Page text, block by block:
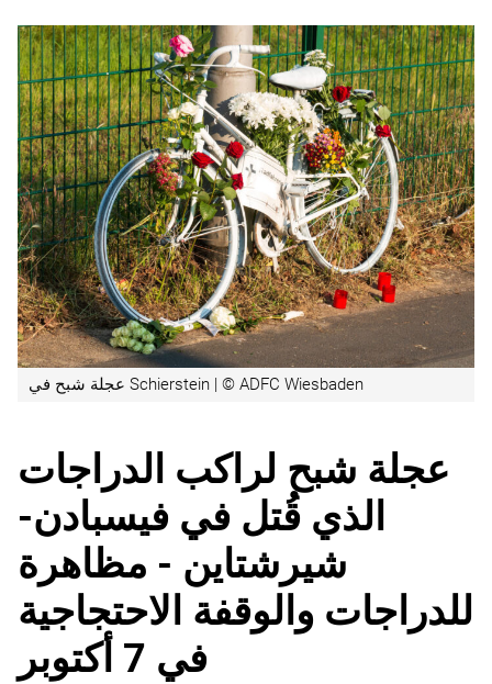
عجلة شبح في Schierstein | © ADFC Wiesbaden
عجلة شبح لراكب الدراجات
الذي قُتل في فيسبادن-
شيرشتاين - مظاهرة
للدراجات والوقفة الاحتجاجية
في 7 أكتوبر